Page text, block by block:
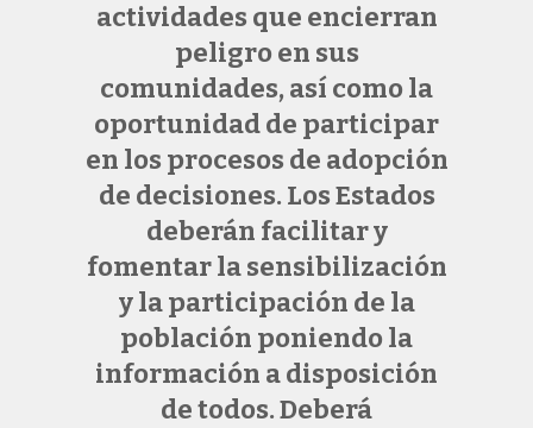
actividades que encierran
peligro en sus
comunidades, así como la
oportunidad de participar
en los procesos de adopción
de decisiones. Los Estados
deberán facilitar y
fomentar la sensibilización
y la participación de la
población poniendo la
información a disposición
de todos. Deberá